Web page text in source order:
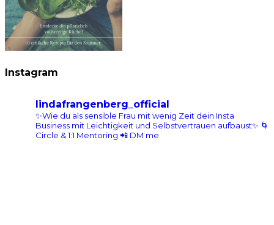
Instagram
lindafrangenberg_official
✨Wie du als sensible Frau mit wenig Zeit dein Insta
Business mit Leichtigkeit und Selbstvertrauen aufbaust✨ 🌀
Circle & 1:1 Mentoring 📲 DM me